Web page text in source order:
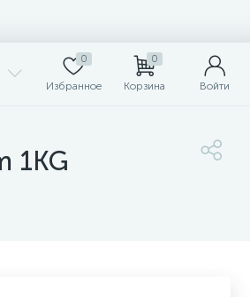
0
Избранное
0
Корзина Войти
1KG